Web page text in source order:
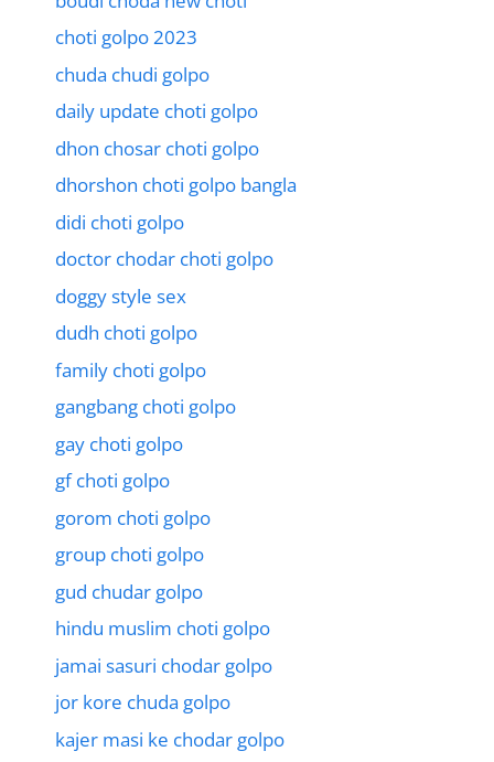
choti golpo 2023
chuda chudi golpo
daily update choti golpo
dhon chosar choti golpo
dhorshon choti golpo bangla
didi choti golpo
doctor chodar choti golpo
doggy style sex
dudh choti golpo
family choti golpo
gangbang choti golpo
gay choti golpo
gf choti golpo
gorom choti golpo
group choti golpo
gud chudar golpo
hindu muslim choti golpo
jamai sasuri chodar golpo
jor kore chuda golpo
kajer masi ke chodar golpo